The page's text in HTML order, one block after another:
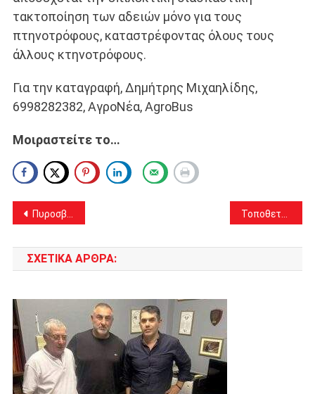
τακτοποίηση των αδειών μόνο για τους
πτηνοτρόφους, καταστρέφοντας όλους τους
άλλους κτηνοτρόφους.
Για την καταγραφή, Δημήτρης Μιχαηλίδης,
6998282382, ΑγροΝέα, AgroBus
Μοιραστείτε το…
Πλοήγηση
άρθρων
Πυροσβεστική διάταξη για τον καθαρισμό οικοπέδων την αντιπυρική περίοδο – πότε επιβάλλεται πρόστιμο
ΣΧΕΤΙΚΆ ΆΡΘΡΑ: